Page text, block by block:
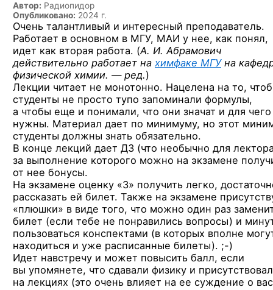
Автор: Радиопидор
Опубликовано: 2024 г.
Очень талантливый и интересный преподаватель.
Работает в основном в МГУ, МАИ у нее, как понял,
идет как вторая работа. (А. И. Абрамович
действительно работает на химфаке МГУна
физической химии. — ред.)
Лекции читает не монотонно. Нацелена на то,
студенты не просто тупо запоминали формулы,
а чтобы еще и понимали, что они значат и для чего
нужны. Материал дает по минимуму, но этот
студенты должны знать обязательно.
В конце лекций дает ДЗ (что необычно для
за выполнение которого можно на экзамене
от нее бонусы.
На экзамене оценку «3» получить легко,
рассказать ей билет. Также на экзамене
«плюшки» в виде того, что можно один раз
билет (если тебе не понравились вопросы) и
пользоваться конспектами (в которых вполне
находиться и уже расписанные билеты). ;-)
Идет навстречу и может повысить балл, если
вы упомянете, что сдавали физику и
на лекциях (это очень влияет на ее суждение о